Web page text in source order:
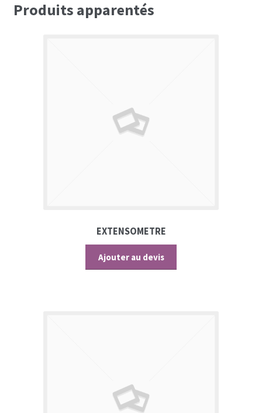
Produits apparentés
EXTENSOMETRE
Ajouter au devis